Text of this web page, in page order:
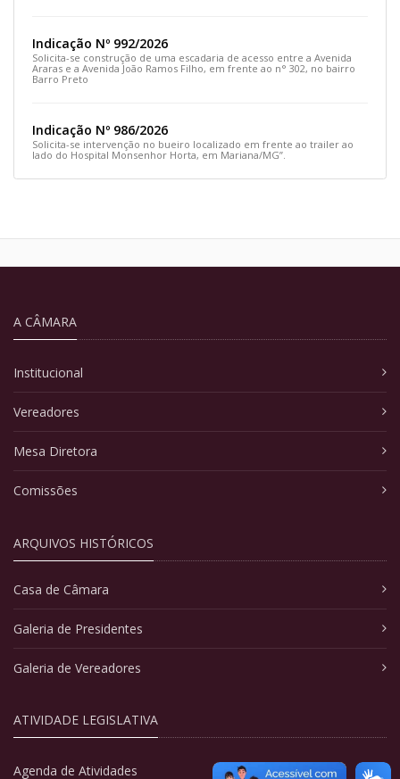
Indicação Nº 992/2026
Solicita-se construção de uma escadaria de acesso entre a Avenida
Araras e a Avenida João Ramos Filho, em frente ao n° 302, no bairro
Barro Preto
Indicação Nº 986/2026
Solicita-se intervenção no bueiro localizado em frente ao trailer ao
lado do Hospital Monsenhor Horta, em Mariana/MG”.
A CÂMARA
Institucional
Vereadores
Mesa Diretora
Comissões
ARQUIVOS HISTÓRICOS
Casa de Câmara
Galeria de Presidentes
Galeria de Vereadores
ATIVIDADE LEGISLATIVA
Agenda de Atividades